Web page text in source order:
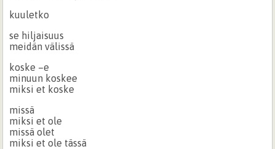
kuuletko
se hiljaisuus
meidän välissä
koske –e
minuun koskee
miksi et koske
missä
miksi et ole
missä olet
miksi et ole tässä